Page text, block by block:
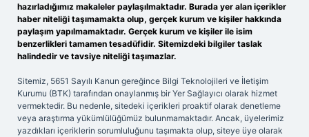
hazırladığımız makaleler paylaşılmaktadır. Burada yer alan içerikler
haber niteliği taşımamakta olup, gerçek kurum ve kişiler hakkında
paylaşım yapılmamaktadır. Gerçek kurum ve kişiler ile isim
benzerlikleri tamamen tesadüfidir. Sitemizdeki bilgiler taslak
halindedir ve tavsiye niteliği taşımazlar.
Sitemiz, 5651 Sayılı Kanun gereğince Bilgi Teknolojileri ve İletişim
Kurumu (BTK) tarafından onaylanmış bir Yer Sağlayıcı olarak hizmet
vermektedir. Bu nedenle, sitedeki içerikleri proaktif olarak denetleme
veya araştırma yükümlülüğümüz bulunmamaktadır. Ancak, üyelerimiz
yazdıkları içeriklerin sorumluluğunu taşımakta olup, siteye üye olarak